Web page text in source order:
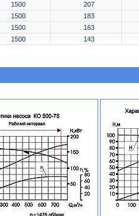
1500 207
1500 183
1500 163
1500 143